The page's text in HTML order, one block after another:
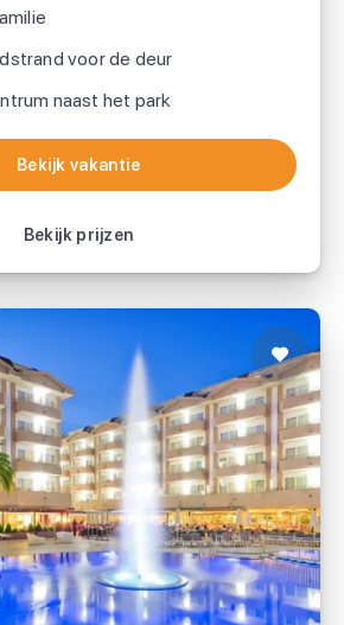
voor de deur
naast het park
Bekijk vakantie
Bekijk prijzen
Bekijk vakantie
Hotel Florida Park
Sunweb